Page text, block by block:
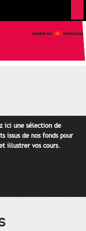
ici une sélection de
issus de nos fonds pour
illustrer vos cours.